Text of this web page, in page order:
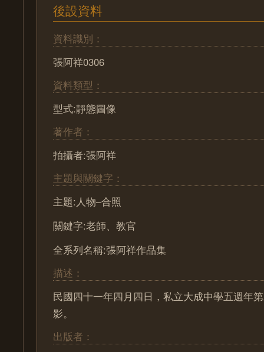
後設資料
資料識別：
張阿祥0306
資料類型：
型式:靜態圖像
著作者：
拍攝者:張阿祥
主題與關鍵字：
主題:人物–合照
關鍵字:老師、教官
全系列名稱:張阿祥作品集
描述：
民國四十一年四月四日，私立大成中學五週年
影。
出版者：